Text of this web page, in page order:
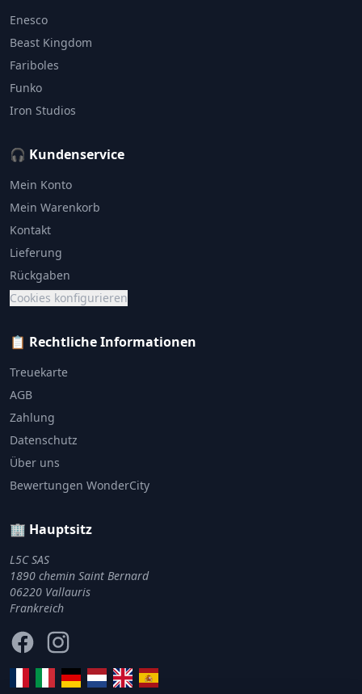
Enesco
Beast Kingdom
Fariboles
Funko
Iron Studios
🎧 Kundenservice
Mein Konto
Mein Warenkorb
Kontakt
Lieferung
Rückgaben
Cookies konfigurieren
📋 Rechtliche Informationen
Treuekarte
AGB
Zahlung
Datenschutz
Über uns
Bewertungen WonderCity
🏢 Hauptsitz
L5C SAS
1890 chemin Saint Bernard
06220 Vallauris
Frankreich
FacebookInstagram